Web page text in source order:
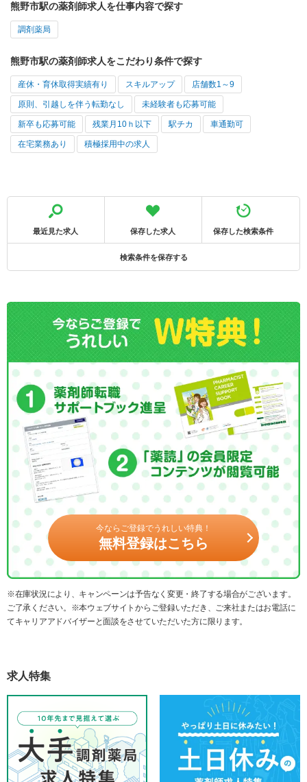
熊野市駅の薬剤師求人を仕事内容で探す
調剤薬局
熊野市駅の薬剤師求人をこだわり条件で探す
産休・育休取得実績有り スキルアップ 店舗数1～9
原則、引越しを伴う転勤なし 未経験者も応募可能
新卒も応募可能 残業月10ｈ以下 駅チカ 車通勤可
在宅業務あり 積極採用中の求人
最近見た求人 保存した求人 保存した検索条件
検索条件を保存する
今ならご登録でうれしい特典！
無料登録はこちら
※在庫状況により、キャンペーンは予告なく変更・終了する場合がございます。
ご了承ください。※本ウェブサイトからご登録いただき、ご来社またはお電話に
てキャリアアドバイザーと面談をさせていただいた方に限ります。
求人特集